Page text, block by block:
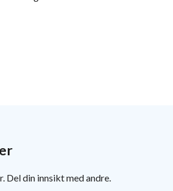
Del din innsikt med andre.